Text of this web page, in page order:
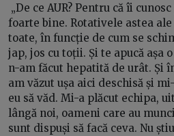
„De ce AUR? Pentru că îi
foarte bine. Rotativele astea
toate, în funcție de cum se
jap, jos cu toții. Și te apucă așa
n-am făcut hepatită de urât. Și
am văzut ușa aici deschisă și
eu să văd. Mi-a plăcut echipa,
lângă noi, oameni care au
sunt dispuși să facă ceva. Nu